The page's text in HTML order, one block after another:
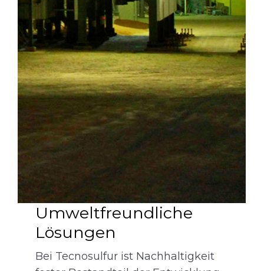
Umweltfreundliche
Lösungen
Bei Tecnosulfur ist Nachhaltigkeit